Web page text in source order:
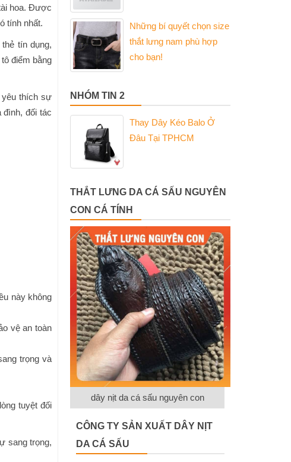
hoa. Được
tính nhất.
tín dụng,
điểm bằng
thích sự
đình, đối tác
này không
vệ an toàn
trọng và
tuyệt đối
sang trọng,
Những bí quyết chọn size
thắt lưng nam phù hợp
cho bạn!
NHÓM TIN 2
Thay Dây Kéo Balo Ở
Đâu Tại TPHCM
THẮT LƯNG DA CÁ SẤU NGUYÊN
CON CÁ TÍNH
dây nịt da cá sấu nguyên con
CÔNG TY SẢN XUẤT DÂY NỊT
DA CÁ SẤU